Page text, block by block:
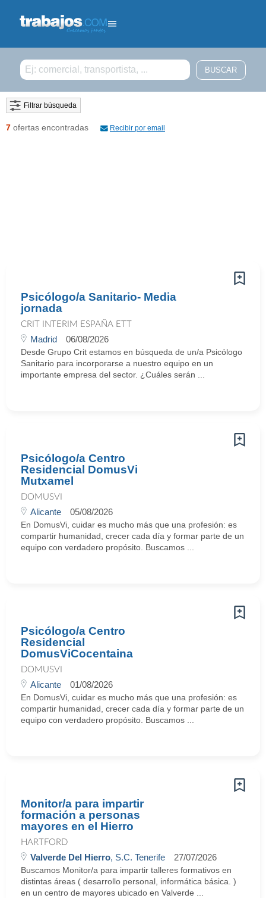
Filtrar búsqueda
7 ofertas encontradas Recibir por email
Psicólogo/a Sanitario- Media
jornada
CRIT INTERIM ESPAÑA ETT
Madrid 06/08/2026
Desde Grupo Crit estamos en búsqueda de un/a Psicólogo
Sanitario para incorporarse a nuestro equipo en un
importante empresa del sector. ¿Cuáles serán ...
Psicólogo/a Centro
Residencial DomusVi
Mutxamel
DOMUSVI
Alicante 05/08/2026
En DomusVi, cuidar es mucho más que una profesión: es
compartir humanidad, crecer cada día y formar parte de un
equipo con verdadero propósito. Buscamos ...
Psicólogo/a Centro
Residencial
DomusViCocentaina
DOMUSVI
Alicante 01/08/2026
En DomusVi, cuidar es mucho más que una profesión: es
compartir humanidad, crecer cada día y formar parte de un
equipo con verdadero propósito. Buscamos ...
Monitor/a para impartir
formación a personas
mayores en el Hierro
HARTFORD
Valverde Del Hierro, S.C. Tenerife 27/07/2026
Buscamos Monitor/a para impartir talleres formativos en
distintas áreas ( desarrollo personal, informática básica. )
en un centro de mayores ubicado en Valverde ...